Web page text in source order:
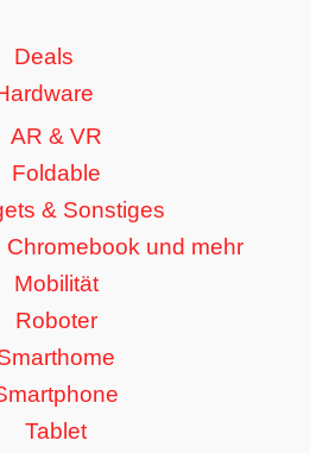
Deals
AR & VR
Foldable
& Sonstiges
Chromebook und mehr
Mobilität
Roboter
Tablet